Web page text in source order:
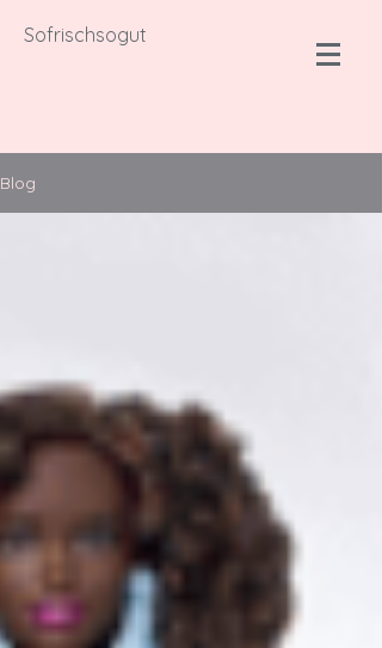
Sofrischsogut
Blog